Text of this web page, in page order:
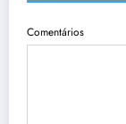
Comentários